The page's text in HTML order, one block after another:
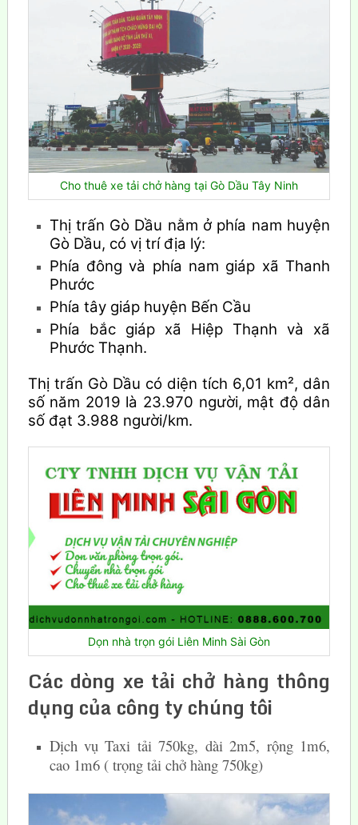
Cho thuê xe tải chở hàng tại Gò Dầu Tây Ninh
Thị trấn Gò Dầu nằm ở phía nam huyện
Gò Dầu, có vị trí địa lý:
Phía đông và phía nam giáp xã Thanh
Phước
Phía tây giáp huyện Bến Cầu
Phía bắc giáp xã Hiệp Thạnh và xã
Phước Thạnh.
Thị trấn Gò Dầu có diện tích 6,01 km², dân
số năm 2019 là 23.970 người, mật độ dân
số đạt 3.988 người/km.
Dọn nhà trọn gói Liên Minh Sài Gòn
Các dòng xe tải chở hàng thông
dụng của công ty chúng tôi
Dịch vụ Taxi tải 750kg, dài 2m5, rộng 1m6,
cao 1m6 ( trọng tải chở hàng 750kg)